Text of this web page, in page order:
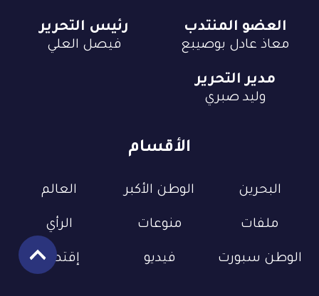
الأقسام
البحرين الوطن الأكبر العالم
ملفات منوعات الرأي
الوطن سبورت فيديو إقتصاد
العضو المنتدب
معاذ عادل بوصيبع
رئيس التحرير
فيصل العلي
مدير التحرير
وليد صبري